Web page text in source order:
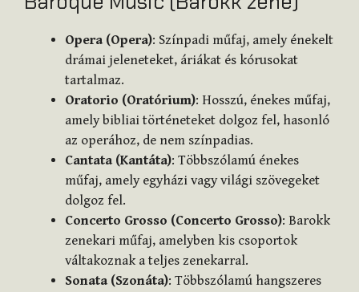
Opera (Opera): Színpadi műfaj, amely énekelt
drámai jeleneteket, áriákat és kórusokat
tartalmaz.
Oratorio (Oratórium): Hosszú, énekes műfaj,
amely bibliai történeteket dolgoz fel, hasonló
az operához, de nem színpadias.
Cantata (Kantáta): Többszólamú énekes
műfaj, amely egyházi vagy világi szövegeket
dolgoz fel.
Concerto Grosso (Concerto Grosso): Barokk
zenekari műfaj, amelyben kis csoportok
váltakoznak a teljes zenekarral.
Sonata (Szonáta): Többszólamú hangszeres